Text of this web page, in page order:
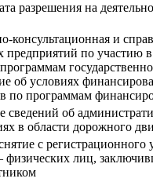
разрешения на
консультационная и
по участию
об условиях
по программам
сведений об
в области дорожного
с регистрационного
физических лиц,